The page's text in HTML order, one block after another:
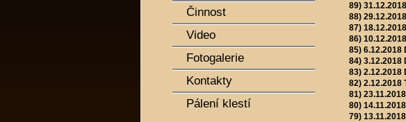
89)
88)
87)
86)
85) 6.12.2018
84) 3.12.2018
83) 2.12.2018
82) 2.12.2018
81)
80)
79)
Činnost
Video
Fotogalerie
Kontakty
Pálení klestí